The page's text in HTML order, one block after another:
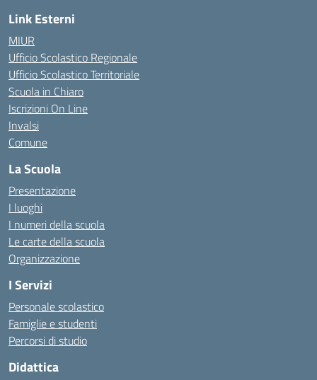
Link Esterni
MIUR
Ufficio Scolastico Regionale
Ufficio Scolastico Territoriale
Scuola in Chiaro
Iscrizioni On Line
Invalsi
Comune
La Scuola
Presentazione
I luoghi
I numeri della scuola
Le carte della scuola
Organizzazione
I Servizi
Personale scolastico
Famiglie e studenti
Percorsi di studio
Didattica